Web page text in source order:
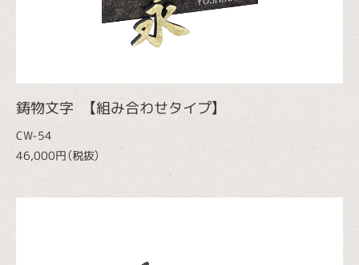
鋳物文字 【組み合わせタイプ】
CW-54
46,000円（税抜）